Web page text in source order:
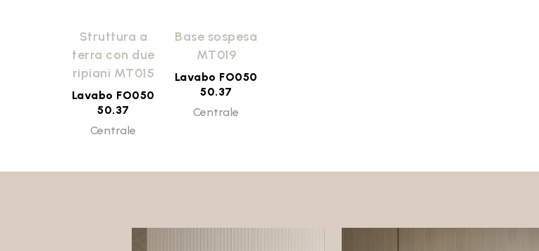
Struttura a
terra con due
ripiani MT015
Lavabo FO050
50.37
Centrale
Base sospesa
MT019
Lavabo FO050
50.37
Centrale